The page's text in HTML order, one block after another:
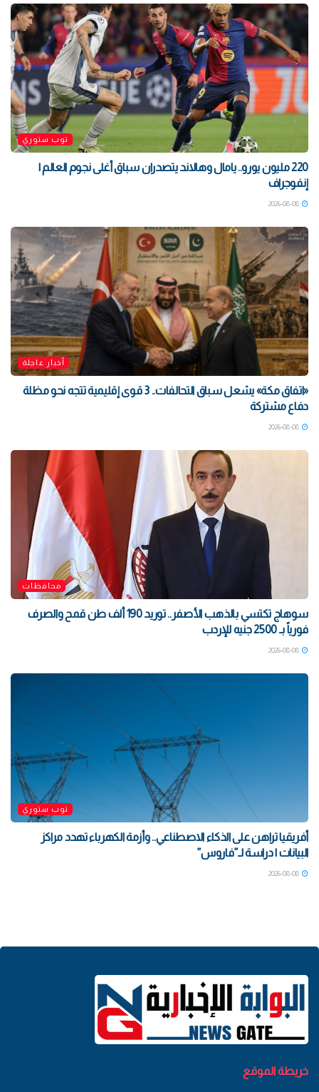
توب ستوري
220 مليون يورو.. يامال وهالاند يتصدران سباق أغلى نجوم العالم |
إنفوجراف
أخبار عاجلة
«اتفاق مكة» يشعل سباق التحالفات.. 3 قوى إقليمية تتجه نحو مظلة
دفاع مشتركة
محافظات
سوهاج تكتسي بالذهب الأصفر.. توريد 190 ألف طن قمح والصرف
فورياً بـ 2500 جنيه للإردب
توب ستوري
أفريقيا تراهن على الذكاء الاصطناعي.. وأزمة الكهرباء تهدد مراكز
البيانات | دراسة لـ”فاروس”
خريطة الموقع